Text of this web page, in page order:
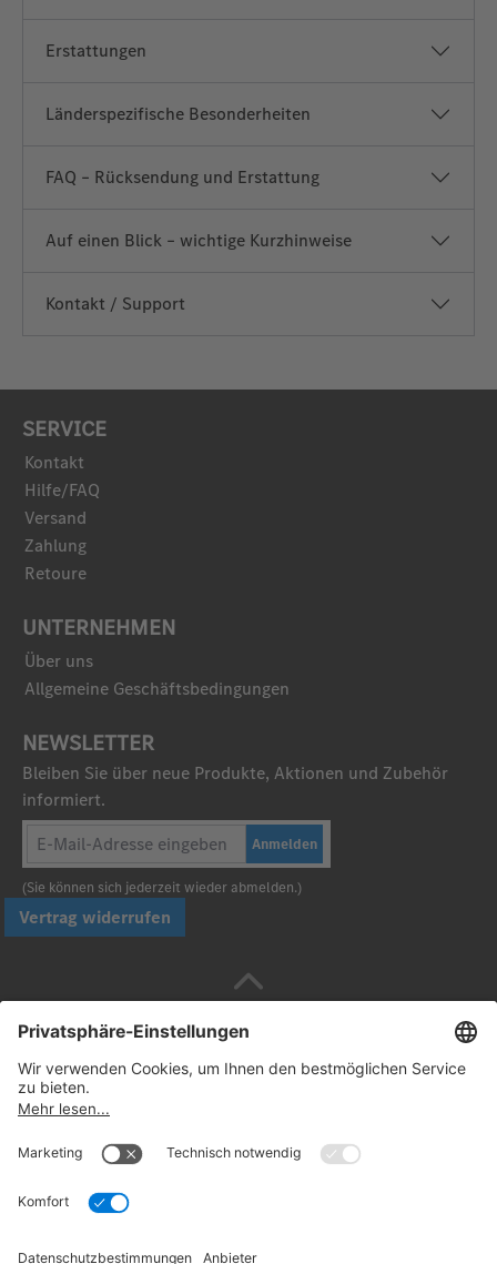
Erstattungen
Länderspezifische Besonderheiten
FAQ – Rücksendung und Erstattung
Auf einen Blick – wichtige Kurzhinweise
Kontakt / Support
SERVICE
Kontakt
Hilfe/FAQ
Versand
Zahlung
Retoure
UNTERNEHMEN
Über uns
Allgemeine Geschäftsbedingungen
NEWSLETTER
Bleiben Sie über neue Produkte, Aktionen und Zubehör
informiert.
Anmelden
(Sie können sich jederzeit wieder abmelden.)
Vertrag widerrufen
Sicher bezahlen mit